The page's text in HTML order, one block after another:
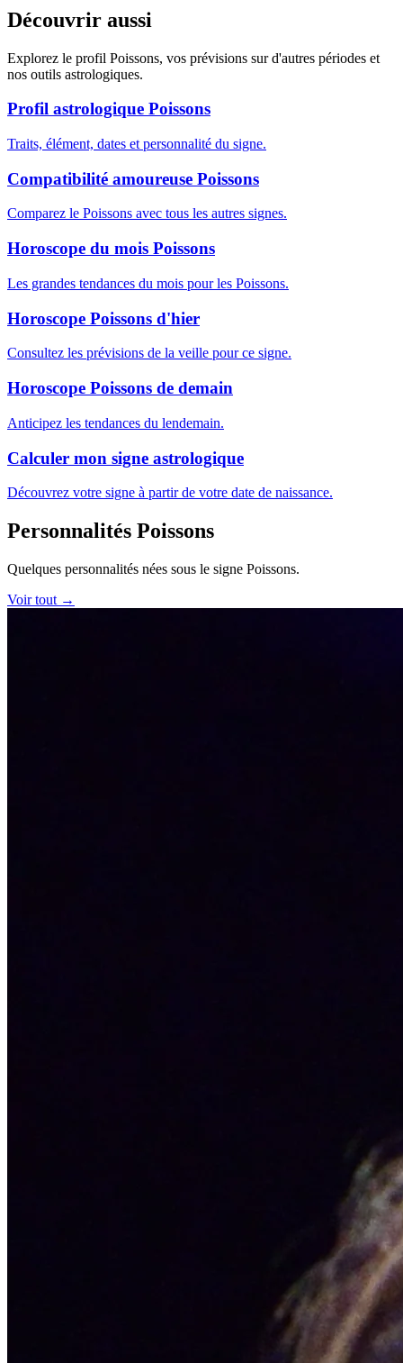
Découvrir aussi
Explorez le profil Poissons, vos prévisions sur d'autres périodes et
nos outils astrologiques.
Profil astrologique Poissons
Traits, élément, dates et personnalité du signe.
Compatibilité amoureuse Poissons
Comparez le Poissons avec tous les autres signes.
Horoscope du mois Poissons
Les grandes tendances du mois pour les Poissons.
Horoscope Poissons d'hier
Consultez les prévisions de la veille pour ce signe.
Horoscope Poissons de demain
Anticipez les tendances du lendemain.
Calculer mon signe astrologique
Découvrez votre signe à partir de votre date de naissance.
Personnalités Poissons
Quelques personnalités nées sous le signe Poissons.
Voir tout →